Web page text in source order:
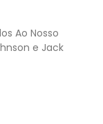
Ao Nosso
e Jack